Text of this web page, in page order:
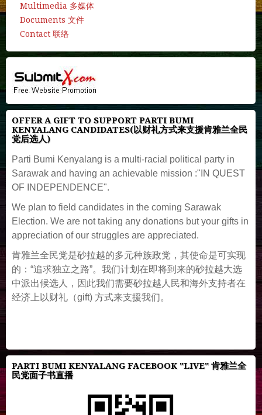
Multimedia 多媒体
Documents 文件
Contact 联络
OFFER A GIFT TO SUPPORT PARTI BUMI
KENYALANG CANDIDATES(以财礼方式来支援肯雅兰全民
党后选人)
Parti Bumi Kenyalang is a multi-racial political party in
Sarawak and having an achievable mission :"IN QUEST
OF INDEPENDENCE".
We plan to field candidates in the coming Sarawak
Election. We are not taking any donations but your gifts in
appreciation of our struggles are appreciated.
肯雅兰全民党是砂拉越的多元种族政党，其使命是可实现
的：“追求独立之路”。我们计划在即将到来的砂拉越大选
中派出候选人，因此我们需要砂拉越人民和海外支持者在
经济上以财礼（gift) 方式来支援我们。
PARTI BUMI KENYALANG FACEBOOK "LIVE" 肯雅兰全
民党面子书直播